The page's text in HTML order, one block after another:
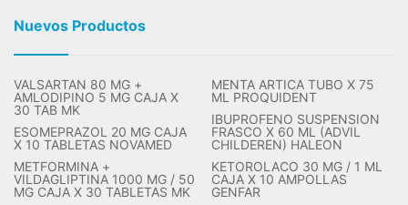
Nuevos Productos
VALSARTAN 80 MG +
AMLODIPINO 5 MG CAJA X
30 TAB MK
ESOMEPRAZOL 20 MG CAJA
X 10 TABLETAS NOVAMED
METFORMINA +
VILDAGLIPTINA 1000 MG / 50
MG CAJA X 30 TABLETAS MK
MENTA ARTICA TUBO X 75
ML PROQUIDENT
IBUPROFENO SUSPENSION
FRASCO X 60 ML (ADVIL
CHILDEREN) HALEON
KETOROLACO 30 MG / 1 ML
CAJA X 10 AMPOLLAS
GENFAR